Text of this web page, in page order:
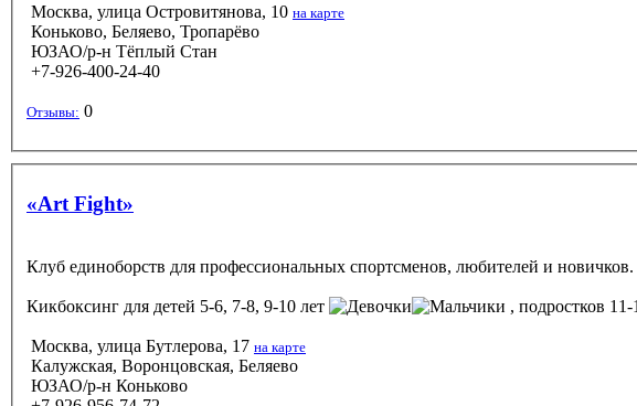
Москва, улица Островитянова, 10 на карте
Коньково, Беляево, Тропарёво
ЮЗАО/р-н Тёплый Стан
+7-926-400-24-40
Отзывы: 0
«Art Fight»
Клуб единоборств для профессиональных спортсменов, любителей и
Кикбоксинг для детей 5-6, 7-8, 9-10 лет , подростков
Москва, улица Бутлерова, 17 на карте
Калужская, Воронцовская, Беляево
ЮЗАО/р-н Коньково